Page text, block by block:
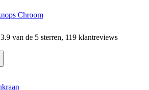
Chroom
van de 5 sterren, 119 klantreviews